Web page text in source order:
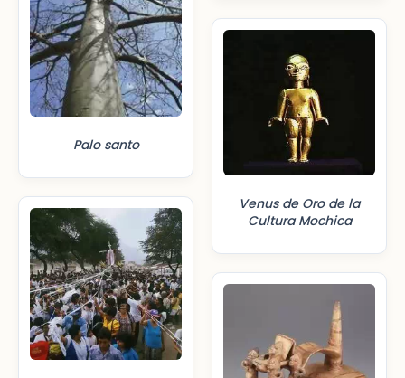
Palo santo
Venus de Oro de la
Cultura Mochica